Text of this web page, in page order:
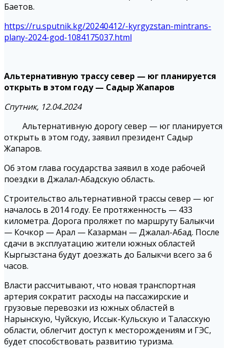
Баетов.
https://ru.sputnik.kg/20240412/-kyrgyzstan-mintrans-
plany-2024-god-1084175037.html
Альтернативную трассу север — юг планируется
открыть в этом году — Садыр Жапаров
Спутник, 12.04.2024
Альтернативную дорогу север — юг планируется
открыть в этом году, заявил президент Садыр
Жапаров.
Об этом глава государства заявил в ходе рабочей
поездки в Джалал-Абадскую область.
Строительство альтернативной трассы север — юг
началось в 2014 году. Ее протяженность — 433
километра. Дорога проляжет по маршруту Балыкчи
— Кочкор — Арал — Казарман — Джалал-Абад. После
сдачи в эксплуатацию жители южных областей
Кыргызстана будут доезжать до Балыкчи всего за 6
часов.
Власти рассчитывают, что новая транспортная
артерия сократит расходы на пассажирские и
грузовые перевозки из южных областей в
Нарынскую, Чуйскую, Иссык-Кульскую и Таласскую
области, облегчит доступ к месторождениям и ГЭС,
будет способствовать развитию туризма.